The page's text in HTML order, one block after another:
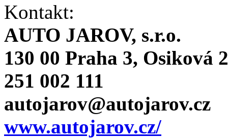
Kontakt:
AUTO JAROV, s.r.o.
130 00 Praha 3, Osiková 2
251 002 111
autojarov@autojarov.cz
www.autojarov.cz/